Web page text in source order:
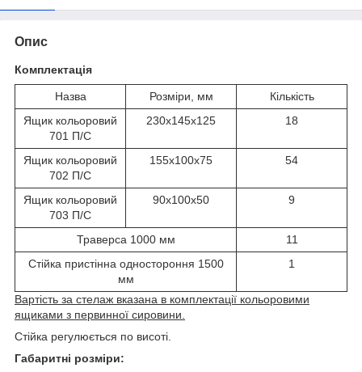
Опис
Комплектація
Назва Розміри, мм
Кількість
Ящик кольоровий
701 П/С
230х145х125 18
Ящик кольоровий
702 П/С
155х100х75 54
Ящик кольоровий
703 П/С
90х100х50 9
Траверса 1000 мм
11
Стійка пристінна одностороння 1500
мм
1
Вартість за стелаж вказана в комплектації кольоровими
ящиками з первинної сировини.
Стійка регулюється по висоті.
Габаритні розміри: